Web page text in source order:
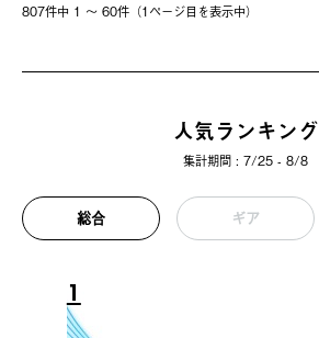
807件中 1 〜 60件（1ページ⽬を表⽰中）
人気ランキング
集計期間 : 7/25 - 8/8
総合 ギア
1